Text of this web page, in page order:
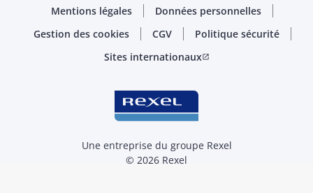
Mentions légales
Données personnelles
Gestion des cookies
CGV
Politique sécurité
Sites internationauxopen_in_new
Une entreprise du groupe Rexel
© 2026 Rexel